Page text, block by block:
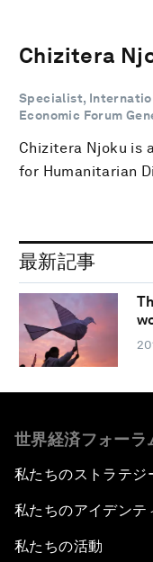
Chizitera
Specialist,
Economic Forum
Chizitera Njoku is
for Humanitarian
最新記事
世界経済フォーラ
私たちのストラテジ
私たちのアイデンテ
私たちの活動